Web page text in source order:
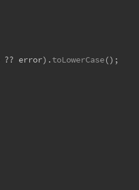
?? error).toLowerCase();